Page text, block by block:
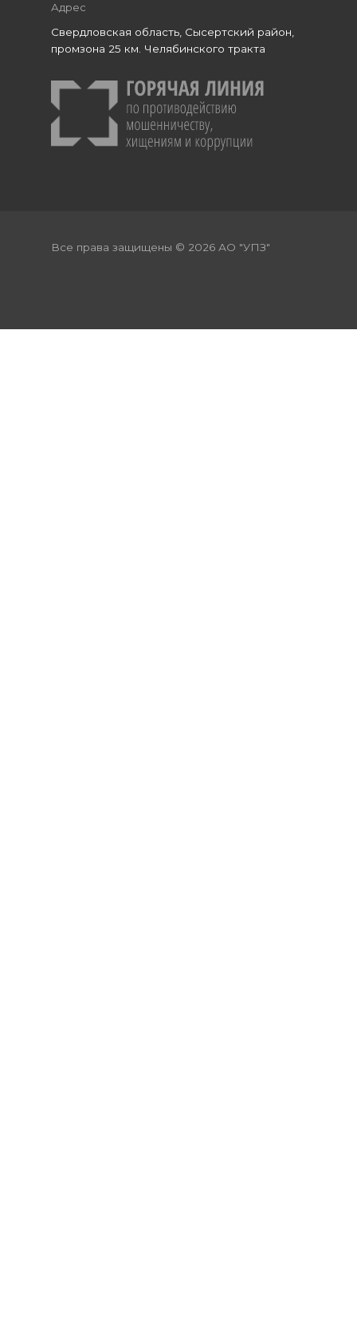
Адрес
Свердловская область, Сысертский район,
промзона 25 км. Челябинского тракта
Все права защищены © 2026 АО "УПЗ"